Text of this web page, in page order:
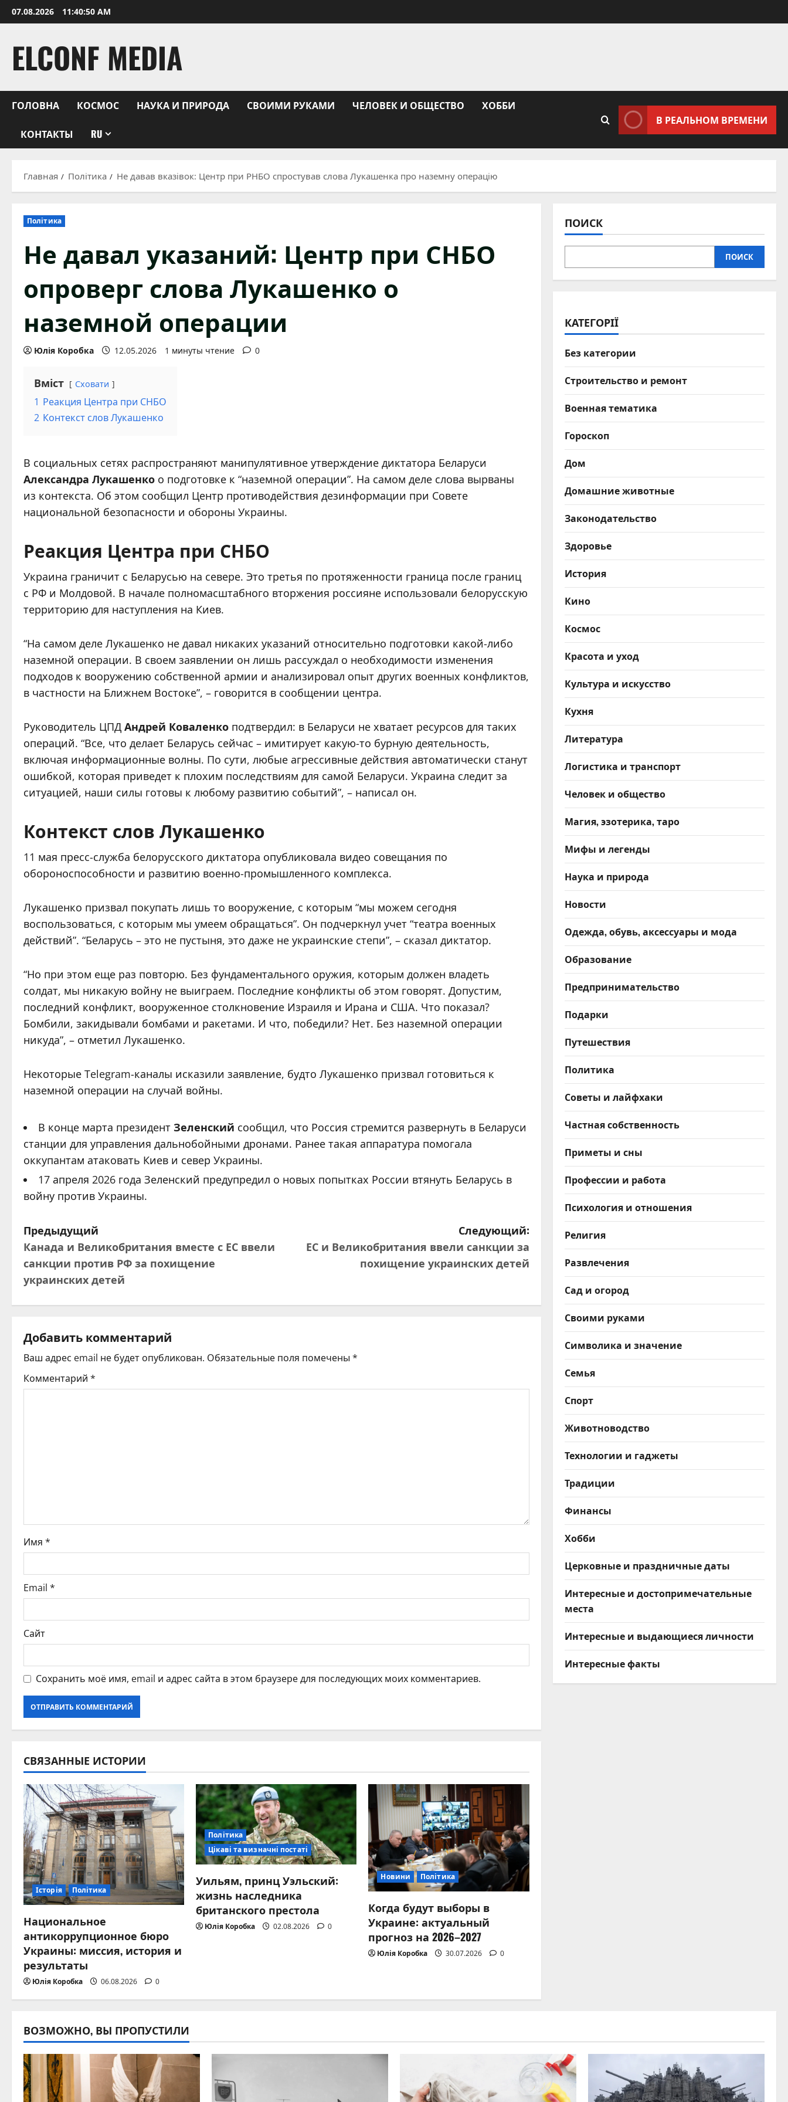
Перейти
к
07.08.2026 11:40:51 AM
ELCONF MEDIA
ГОЛОВНА КОСМОС НАУКА И ПРИРОДА СВОИМИ РУКАМИ ЧЕЛОВЕК И ОБЩЕСТВО ХОББИ
КОНТАКТЫ RU
В РЕАЛЬНОМ ВРЕМЕНИ
Главная Політика Не давав вказівок: Центр при РНБО спростував слова Лукашенка про наземну операцію
Політика
Не давал указаний: Центр при СНБО
опроверг слова Лукашенко о
наземной операции
Юлія Коробка 12.05.2026 1 минуты чтение 0
Вміст Сховати
1 Реакция Центра при СНБО
2 Контекст слов Лукашенко
В социальных сетях распространяют манипулятивное утверждение диктатора Беларуси
Александра Лукашенко о подготовке к “наземной операции”. На самом деле слова вырваны
из контекста. Об этом сообщил Центр противодействия дезинформации при Совете
национальной безопасности и обороны Украины.
Реакция Центра при СНБО
Украина граничит с Беларусью на севере. Это третья по протяженности граница после границ
с РФ и Молдовой. В начале полномасштабного вторжения россияне использовали белорусскую
территорию для наступления на Киев.
“На самом деле Лукашенко не давал никаких указаний относительно подготовки какой-либо
наземной операции. В своем заявлении он лишь рассуждал о необходимости изменения
подходов к вооружению собственной армии и анализировал опыт других военных конфликтов,
в частности на Ближнем Востоке”, – говорится в сообщении центра.
Руководитель ЦПД Андрей Коваленко подтвердил: в Беларуси не хватает ресурсов для таких
операций. “Все, что делает Беларусь сейчас – имитирует какую-то бурную деятельность,
включая информационные волны. По сути, любые агрессивные действия автоматически станут
ошибкой, которая приведет к плохим последствиям для самой Беларуси. Украина следит за
ситуацией, наши силы готовы к любому развитию событий”, – написал он.
Контекст слов Лукашенко
11 мая пресс-служба белорусского диктатора опубликовала видео совещания по
обороноспособности и развитию военно-промышленного комплекса.
Лукашенко призвал покупать лишь то вооружение, с которым “мы можем сегодня
воспользоваться, с которым мы умеем обращаться”. Он подчеркнул учет “театра военных
действий”. “Беларусь – это не пустыня, это даже не украинские степи”, – сказал диктатор.
“Но при этом еще раз повторю. Без фундаментального оружия, которым должен владеть
солдат, мы никакую войну не выиграем. Последние конфликты об этом говорят. Допустим,
последний конфликт, вооруженное столкновение Израиля и Ирана и США. Что показал?
Бомбили, закидывали бомбами и ракетами. И что, победили? Нет. Без наземной операции
никуда”, – отметил Лукашенко.
Некоторые Telegram-каналы исказили заявление, будто Лукашенко призвал готовиться к
наземной операции на случай войны.
В конце марта президент Зеленский сообщил, что Россия стремится развернуть в Беларуси
станции для управления дальнобойными дронами. Ранее такая аппаратура помогала
оккупантам атаковать Киев и север Украины.
17 апреля 2026 года Зеленский предупредил о новых попытках России втянуть Беларусь в
войну против Украины.
Н
а
в
и
г
а
ц
а
п
и
с
я
м
Предыдущий
Канада и Великобритания вместе с ЕС ввели
санкции против РФ за похищение
украинских детей
Следующий:
ЕС и Великобритания ввели санкции за
похищение украинских детей
Добавить комментарий
Ваш адрес email не будет опубликован. Обязательные поля помечены *
Комментарий *
Имя *
Email *
Сайт
Сохранить моё имя, email и адрес сайта в этом браузере для последующих моих комментариев.
СВЯЗАННЫЕ ИСТОРИИ
Історія Політика
Национальное
антикоррупционное бюро
Украины: миссия, история и
результаты
Юлія Коробка 06.08.2026 0
Політика
Цікаві та визначні постаті
Уильям, принц Уэльский:
жизнь наследника
британского престола
Юлія Коробка 02.08.2026 0
Новини Політика
Когда будут выборы в
Украине: актуальный
прогноз на 2026–2027
Юлія Коробка 30.07.2026 0
ПОИСК
ПОИСК
КАТЕГОРІЇ
Без категории
Строительство и ремонт
Военная тематика
Гороскоп
Дом
Домашние животные
Законодательство
Здоровье
История
Кино
Космос
Красота и уход
Культура и искусство
Кухня
Литература
Логистика и транспорт
Человек и общество
Магия, эзотерика, таро
Мифы и легенды
Наука и природа
Новости
Одежда, обувь, аксессуары и мода
Образование
Предпринимательство
Подарки
Путешествия
Политика
Советы и лайфхаки
Частная собственность
Приметы и сны
Профессии и работа
Психология и отношения
Религия
Развлечения
Сад и огород
Своими руками
Символика и значение
Семья
Спорт
Животноводство
Технологии и гаджеты
Традиции
Финансы
Хобби
Церковные и праздничные даты
Интересные и достопримечательные
места
Интересные и выдающиеся личности
Интересные факты
ВОЗМОЖНО, ВЫ ПРОПУСТИЛИ